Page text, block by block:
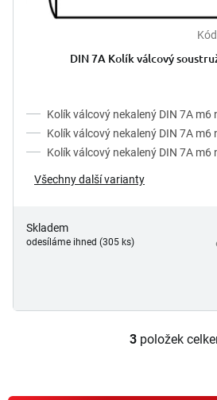
DIN 7A Kolík válcový
Kolík válcový nekalený DIN 7A m6
Kolík válcový nekalený DIN 7A m6
Kolík válcový nekalený DIN 7A m6
Všechny další varianty
Skladem
odesíláme ihned (305 ks)
O
3 položek